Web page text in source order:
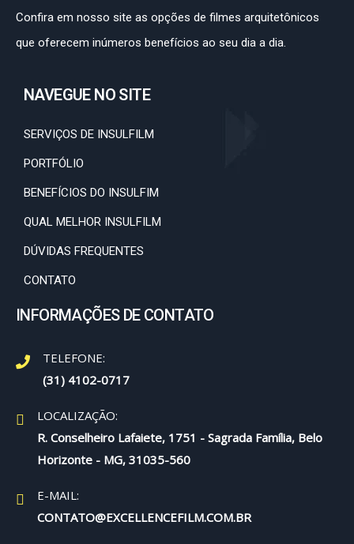
Confira em nosso site as opções de filmes arquitetônicos
que oferecem inúmeros benefícios ao seu dia a dia.
NAVEGUE NO SITE
SERVIÇOS DE INSULFILM
PORTFÓLIO
BENEFÍCIOS DO INSULFIM
QUAL MELHOR INSULFILM
DÚVIDAS FREQUENTES
CONTATO
INFORMAÇÕES DE CONTATO
TELEFONE:
(31) 4102-0717
LOCALIZAÇÃO:
R. Conselheiro Lafaiete, 1751 - Sagrada Família, Belo
Horizonte - MG, 31035-560
E-MAIL:
CONTATO@EXCELLENCEFILM.COM.BR